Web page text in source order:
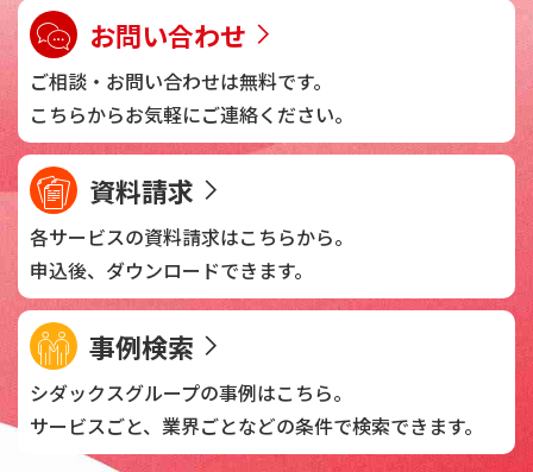
お問い合わせ
ご相談・お問い合わせは無料です。
こちらからお気軽にご連絡ください。
資料請求
各サービスの資料請求はこちらから。
申込後、 ダウンロードできます。
事例検索
シダックスグループの事例はこちら。
サービスごと、業界ごとなどの条件で検索できます。